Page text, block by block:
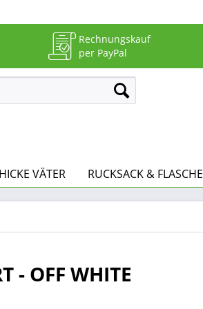
Rechnungskauf
per PayPal
VÄTER RUCKSACK & FLASCHE
- OFF WHITE